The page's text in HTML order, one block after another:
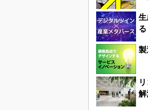
生
る
製
解